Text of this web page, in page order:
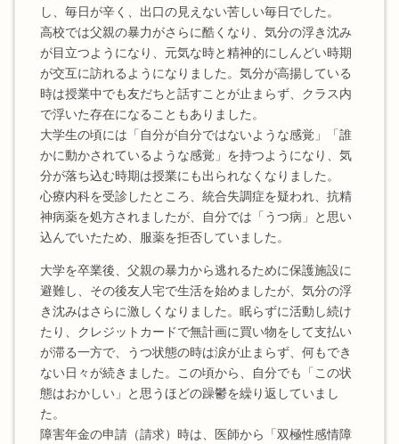
し、毎日が辛く、出口の見えない苦しい毎日でした。
高校では父親の暴力がさらに酷くなり、気分の浮き沈み
が目立つようになり、元気な時と精神的にしんどい時期
が交互に訪れるようになりました。気分が高揚している
時は授業中でも友だちと話すことが止まらず、クラス内
で浮いた存在になることもありました。
大学生の頃には「自分が自分ではないような感覚」「誰
かに動かされているような感覚」を持つようになり、気
分が落ち込む時期は授業にも出られなくなりました。
心療内科を受診したところ、統合失調症を疑われ、抗精
神病薬を処方されましたが、自分では「うつ病」と思い
込んでいたため、服薬を拒否していました。
大学を卒業後、父親の暴力から逃れるために保護施設に
避難し、その後友人宅で生活を始めましたが、気分の浮
き沈みはさらに激しくなりました。眠らずに活動し続け
たり、クレジットカードで無計画に買い物をして支払い
が滞る一方で、うつ状態の時は涙が止まらず、何もでき
ない日々が続きました。この頃から、自分でも「この状
態はおかしい」と思うほどの躁鬱を繰り返していまし
た。
障害年金の申請（請求）時は、医師から「双極性感情障